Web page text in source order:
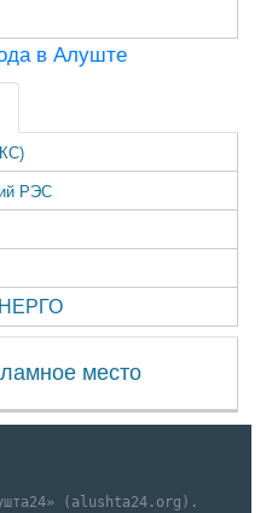
РЭС
место
(alushta24.org).